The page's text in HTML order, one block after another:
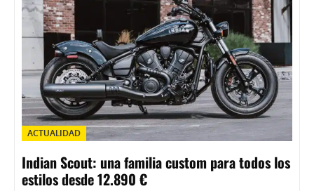
ACTUALIDAD
Indian Scout: una familia custom para todos los
estilos desde 12.890 €